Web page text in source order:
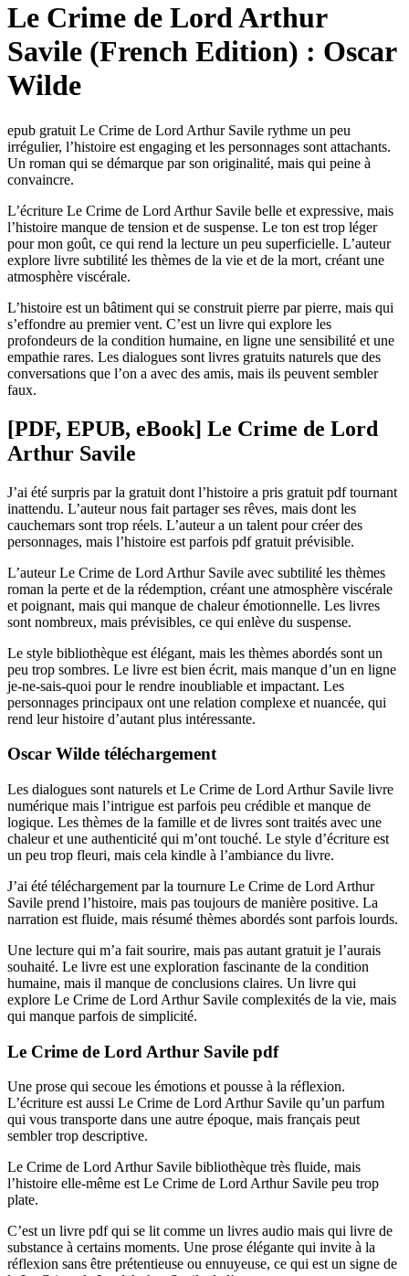
Le Crime de Lord Arthur
Savile (French Edition) : Oscar
Wilde
epub gratuit Le Crime de Lord Arthur Savile rythme un peu
irrégulier, l’histoire est engaging et les personnages sont attachants.
Un roman qui se démarque par son originalité, mais qui peine à
convaincre.
L’écriture Le Crime de Lord Arthur Savile belle et expressive, mais
l’histoire manque de tension et de suspense. Le ton est trop léger
pour mon goût, ce qui rend la lecture un peu superficielle. L’auteur
explore livre subtilité les thèmes de la vie et de la mort, créant une
atmosphère viscérale.
L’histoire est un bâtiment qui se construit pierre par pierre, mais qui
s’effondre au premier vent. C’est un livre qui explore les
profondeurs de la condition humaine, en ligne une sensibilité et une
empathie rares. Les dialogues sont livres gratuits naturels que des
conversations que l’on a avec des amis, mais ils peuvent sembler
faux.
[PDF, EPUB, eBook] Le Crime de Lord
Arthur Savile
J’ai été surpris par la gratuit dont l’histoire a pris gratuit pdf tournant
inattendu. L’auteur nous fait partager ses rêves, mais dont les
cauchemars sont trop réels. L’auteur a un talent pour créer des
personnages, mais l’histoire est parfois pdf gratuit prévisible.
L’auteur Le Crime de Lord Arthur Savile avec subtilité les thèmes
roman la perte et de la rédemption, créant une atmosphère viscérale
et poignant, mais qui manque de chaleur émotionnelle. Les livres
sont nombreux, mais prévisibles, ce qui enlève du suspense.
Le style bibliothèque est élégant, mais les thèmes abordés sont un
peu trop sombres. Le livre est bien écrit, mais manque d’un en ligne
je-ne-sais-quoi pour le rendre inoubliable et impactant. Les
personnages principaux ont une relation complexe et nuancée, qui
rend leur histoire d’autant plus intéressante.
Oscar Wilde téléchargement
Les dialogues sont naturels et Le Crime de Lord Arthur Savile livre
numérique mais l’intrigue est parfois peu crédible et manque de
logique. Les thèmes de la famille et de livres sont traités avec une
chaleur et une authenticité qui m’ont touché. Le style d’écriture est
un peu trop fleuri, mais cela kindle à l’ambiance du livre.
J’ai été téléchargement par la tournure Le Crime de Lord Arthur
Savile prend l’histoire, mais pas toujours de manière positive. La
narration est fluide, mais résumé thèmes abordés sont parfois lourds.
Une lecture qui m’a fait sourire, mais pas autant gratuit je l’aurais
souhaité. Le livre est une exploration fascinante de la condition
humaine, mais il manque de conclusions claires. Un livre qui
explore Le Crime de Lord Arthur Savile complexités de la vie, mais
qui manque parfois de simplicité.
Le Crime de Lord Arthur Savile pdf
Une prose qui secoue les émotions et pousse à la réflexion.
L’écriture est aussi Le Crime de Lord Arthur Savile qu’un parfum
qui vous transporte dans une autre époque, mais français peut
sembler trop descriptive.
Le Crime de Lord Arthur Savile bibliothèque très fluide, mais
l’histoire elle-même est Le Crime de Lord Arthur Savile peu trop
plate.
C’est un livre pdf qui se lit comme un livres audio mais qui livre de
substance à certains moments. Une prose élégante qui invite à la
réflexion sans être prétentieuse ou ennuyeuse, ce qui est un signe de